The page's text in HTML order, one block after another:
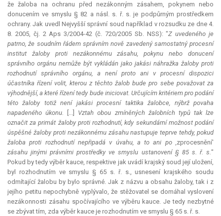
že žaloba na ochranu před nezákonným zásahem, pokynem nebo
donucením ve smyslu § 82 a násl. s. ř. s. je podpůrným prostředkem
ochrany. Jak uvedl Nejvyšší správní soud například v rozsudku ze dne 4.
8. 2005, čj. 2 Aps 3/2004-42 (č. 720/2005 Sb. NSS): "Z uvedeného je
patrno, že soudním řádem správním nově zavedený samostatný procesní
institut žaloby proti nezákonnému zásahu, pokynu nebo donucení
správního orgánu nemůže být vykládán jako jakási náhražka žaloby proti
rozhodnutí správního orgánu, a není proto ani v procesní dispozici
účastníka řízení volit, kterou z těchto žalob bude pro sebe považovat za
výhodnější, a které řízení tedy bude iniciovat. Určujícím kritériem pro podání
této žaloby totiž není jakási procesní taktika žalobce, nýbrž povaha
napadeného úkonu.
[...] Vztah obou zmíněných žalobních typů tak lze
označit za primát žaloby proti rozhodnutí, kdy sekundární možnost podání
úspěšné žaloby proti nezákonnému zásahu nastupuje teprve tehdy, pokud
žaloba proti rozhodnutí nepřipadá v úvahu, a to ani po ,zprocesnění'
zásahu jinými právními prostředky ve smyslu ustanovení § 85 s. ř. s."
Pokud by tedy výběr kauce, respektive jak uvádí krajský soud její uložení,
byl rozhodnutím ve smyslu § 65 s. ř. s., usnesení krajského soudu
odmítající žalobu by bylo správné. Jak z názvu a obsahu žaloby, tak i z
jejího petitu nepochybně vyplývalo, že stěžovatel se domáhal vyslovení
nezákonnosti zásahu spočívajícího ve výběru kauce. Je tedy nezbytné
se zbývat tím, zda výběr kauce je rozhodnutím ve smyslu § 65 s. ř. s.